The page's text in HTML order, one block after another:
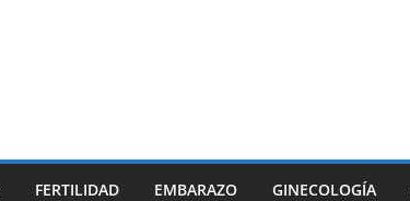
FERTILIDAD EMBARAZO GINECOLOGÍA